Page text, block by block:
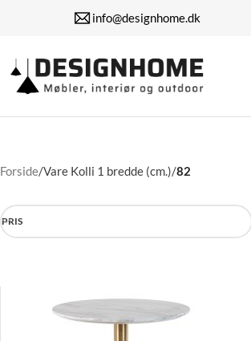
info@designhome.dk
Forside/Vare Kolli 1 bredde (cm.)/82
PRIS